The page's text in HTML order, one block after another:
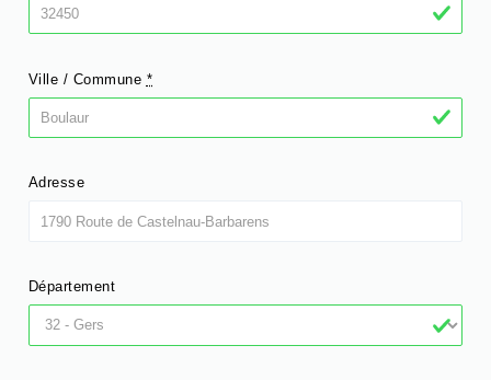
Ville / Commune *
Adresse
Département